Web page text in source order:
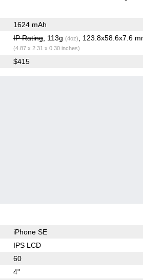
1624 mAh
IP Rating, 113g (4oz) , 123.8x58.6x7.6
(4.87 x 2.31 x 0.30 inches)
$415
iPhone SE
IPS LCD
60
4"